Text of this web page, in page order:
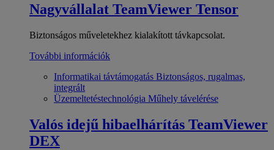
Nagyvállalat TeamViewer Tensor
Biztonságos műveletekhez kialakított távkapcsolat.
További információk
Informatikai távtámogatás Biztonságos, rugalmas,
integrált
Üzemeltetéstechnológia Műhely távelérése
Valós idejű hibaelhárítás TeamViewer
DEX